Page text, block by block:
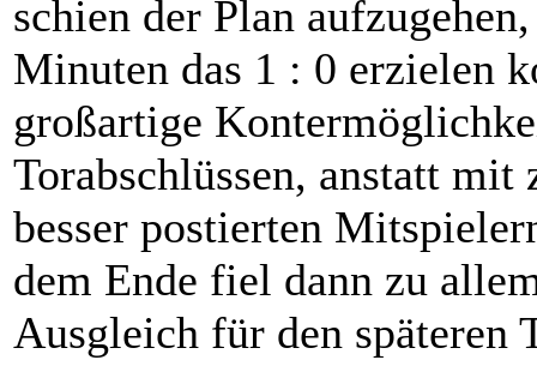
schien der Plan
Minuten das 1 : 0 erzielen
großartige
Torabschlüssen, anstatt
besser postierten
dem Ende fiel dann zu
Ausgleich für den späteren